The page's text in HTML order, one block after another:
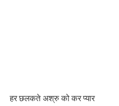
हर छलकते अश्रु को कर प्यार